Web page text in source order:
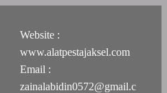
Website :
www.alatpestajaksel.com
Email :
zainalabidin0572@gmail.c